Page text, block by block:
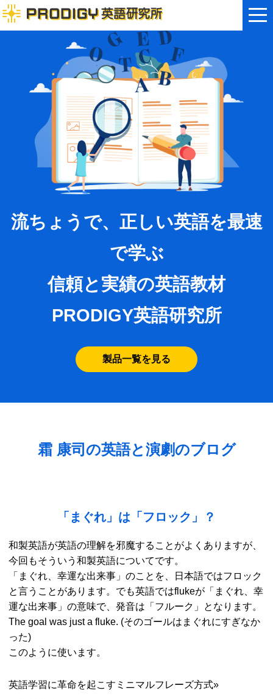
流ちょうで、正しい英語を最速
で学ぶ
信頼と実績の英語教材
PRODIGY英語研究所
製品一覧を見る
霜 康司の英語と演劇のブログ
「まぐれ」は「フロック」？
和製英語が英語の理解を邪魔することがよくありますが、
今回もそういう和製英語についてです。
「まぐれ、幸運な出来事」のことを、日本語ではフロック
と言うことがあります。でも英語ではflukeが「まぐれ、幸
運な出来事」の意味で、発音は「フルーク」となります。
The goal was just a fluke. (そのゴールはまぐれにすぎなか
った)
このように使います。
英語学習に革命を起こすミニマルフレーズ方式»